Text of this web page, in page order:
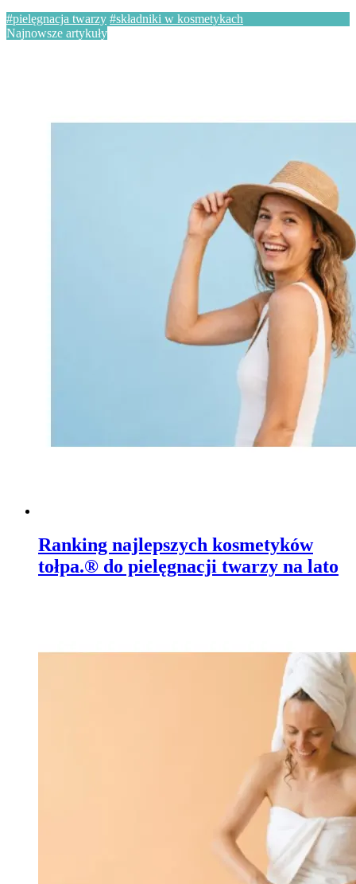
#pielęgnacja twarzy #składniki w kosmetykach
Najnowsze artykuły
Ranking najlepszych kosmetyków
tołpa.® do pielęgnacji twarzy na lato